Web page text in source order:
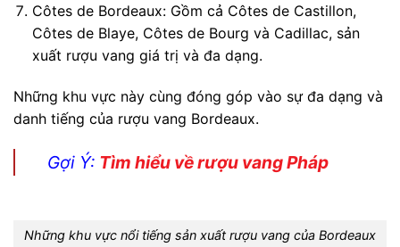
Côtes de Bordeaux: Gồm cả Côtes de Castillon,
Côtes de Blaye, Côtes de Bourg và Cadillac, sản
xuất rượu vang giá trị và đa dạng.
Những khu vực này cùng đóng góp vào sự đa dạng và
danh tiếng của rượu vang Bordeaux.
Gợi Ý: Tìm hiểu về rượu vang Pháp
Những khu vực nổi tiếng sản xuất rượu vang của Bordeaux